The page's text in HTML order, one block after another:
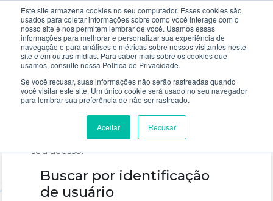
Este site armazena cookies no seu computador. Esses cookies são
usados ​​para coletar informações sobre como você interage com o
nosso site e nos permitem lembrar de você. Usamos essas
informações para melhorar e personalizar sua experiência de
navegação e para análises e métricas sobre nossos visitantes neste
site e em outras mídias. Para saber mais sobre os cookies que
usamos, consulte nossa Política de Privacidade.
Se você recusar, suas informações não serão rastreadas quando
você visitar este site. Um único cookie será usado no seu navegador
para lembrar sua preferência de não ser rastreado.
Aceitar Recusar
Ir para o conteúdo principal
Para redefinir sua senha, preencha seu
usuário ou seu e-mail abaixo. Se sua conta for
será enviado para seu endereço de e-mail,
com as instruções sobre como restabelecer
seu acesso.
Buscar por identificação de
Buscar por identificação
de usuário